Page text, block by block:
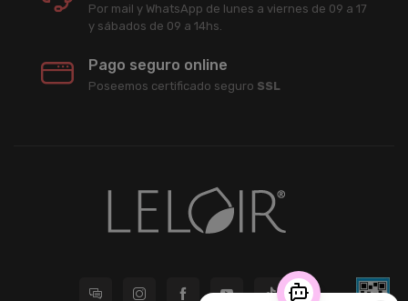
Por mail y WhatsApp de lunes a viernes de 09 a 17
y sábados de 09 a 14hs.
Pago seguro online
Poseemos certificado seguro SSL